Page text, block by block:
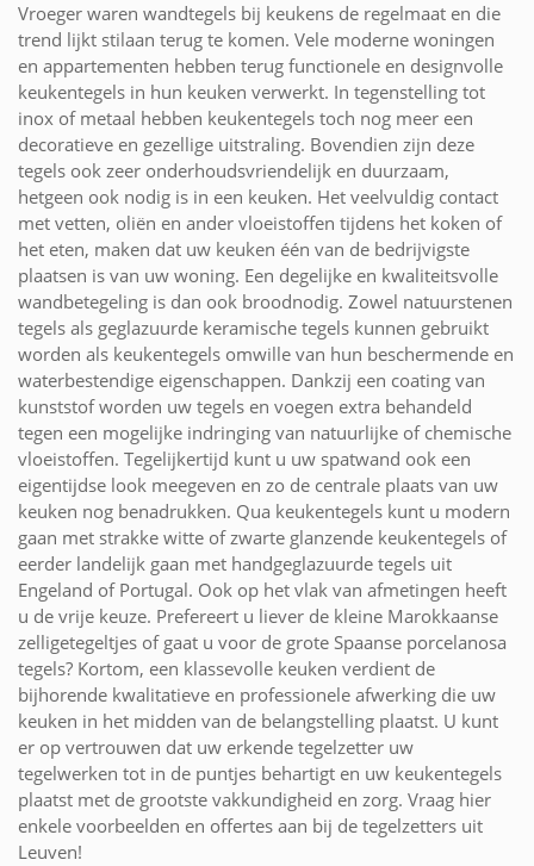
Vroeger waren wandtegels bij keukens de regelmaat en die
trend lijkt stilaan terug te komen. Vele moderne woningen
en appartementen hebben terug functionele en designvolle
keukentegels in hun keuken verwerkt. In tegenstelling tot
inox of metaal hebben keukentegels toch nog meer een
decoratieve en gezellige uitstraling. Bovendien zijn deze
tegels ook zeer onderhoudsvriendelijk en duurzaam,
hetgeen ook nodig is in een keuken. Het veelvuldig contact
met vetten, oliën en ander vloeistoffen tijdens het koken of
het eten, maken dat uw keuken één van de bedrijvigste
plaatsen is van uw woning. Een degelijke en kwaliteitsvolle
wandbetegeling is dan ook broodnodig. Zowel natuurstenen
tegels als geglazuurde keramische tegels kunnen gebruikt
worden als keukentegels omwille van hun beschermende en
waterbestendige eigenschappen. Dankzij een coating van
kunststof worden uw tegels en voegen extra behandeld
tegen een mogelijke indringing van natuurlijke of chemische
vloeistoffen. Tegelijkertijd kunt u uw spatwand ook een
eigentijdse look meegeven en zo de centrale plaats van uw
keuken nog benadrukken. Qua keukentegels kunt u modern
gaan met strakke witte of zwarte glanzende keukentegels of
eerder landelijk gaan met handgeglazuurde tegels uit
Engeland of Portugal. Ook op het vlak van afmetingen heeft
u de vrije keuze. Prefereert u liever de kleine Marokkaanse
zelligetegeltjes of gaat u voor de grote Spaanse porcelanosa
tegels? Kortom, een klassevolle keuken verdient de
bijhorende kwalitatieve en professionele afwerking die uw
keuken in het midden van de belangstelling plaatst. U kunt
er op vertrouwen dat uw erkende tegelzetter uw
tegelwerken tot in de puntjes behartigt en uw keukentegels
plaatst met de grootste vakkundigheid en zorg. Vraag hier
enkele voorbeelden en offertes aan bij de tegelzetters uit
Leuven!